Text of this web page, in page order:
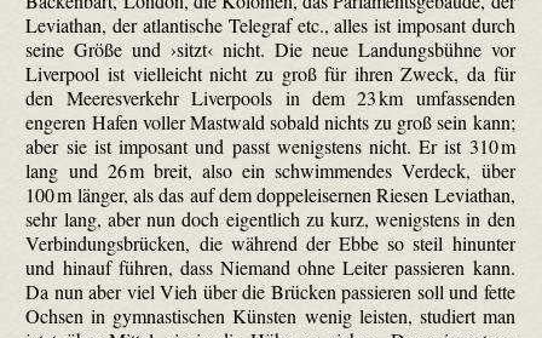
Leviathan, der atlantische Telegraf etc., alles ist imposant durch
seine Größe und ›sitzt‹ nicht. Die neue Landungsbühne vor
Liverpool ist vielleicht nicht zu groß für ihren Zweck, da für
den Meeresverkehr Liverpools in dem 23 km umfassenden
engeren Hafen voller Mastwald sobald nichts zu groß sein kann;
aber sie ist imposant und passt wenigstens nicht. Er ist 310 m
lang und 26 m breit, also ein schwimmendes Verdeck, über
100 m länger, als das auf dem doppel­eisernen Riesen Leviathan,
sehr lang, aber nun doch eigentlich zu kurz, wenigstens in den
Verbindungsbrücken, die während der Ebbe so steil hinunter
und hinauf führen, dass Niemand ohne Leiter passieren kann.
Da nun aber viel Vieh über die Brücken passieren soll und fette
Ochsen in gymnastischen Künsten wenig leisten, studiert man